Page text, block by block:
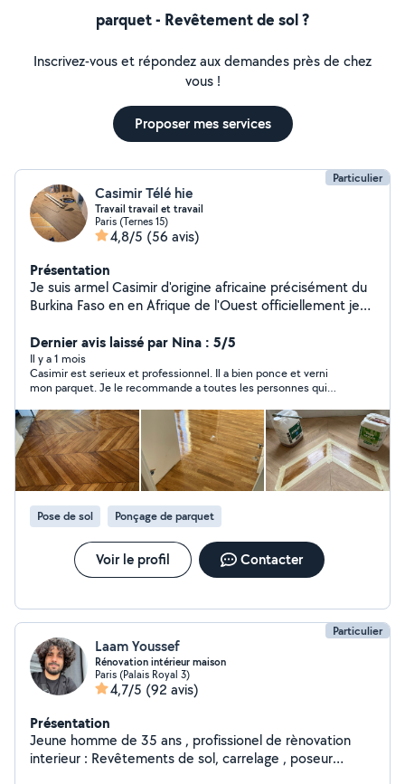
parquet - Revêtement de sol ?
Inscrivez-vous et répondez aux demandes près de chez
vous !
Proposer mes services
Particulier
Casimir Télé hie
Travail travail et travail
Paris (Ternes 15)
4,8/5 (56 avis)
Présentation
Je suis armel Casimir d'origine africaine précisément du
Burkina Faso en en Afrique de l'Ouest officiellement je
Samsig je pose les anciens parquet massif je ponce l'es
parquet j'ai déjà tous mes outils de travail n'hésitez à me
contacter
Dernier avis laissé par Nina : 5/5
Il y a 1 mois
Casimir est serieux et professionnel. Il a bien ponce et verni
mon parquet. Je le recommande a toutes les personnes qui
Pose de sol Ponçage de parquet
Voir le profil Contacter
Particulier
Laam Youssef
Rénovation intérieur maison
Paris (Palais Royal 3)
4,7/5 (92 avis)
Présentation
Jeune homme de 35 ans , profissionel de rènovation
interieur : Revêtements de sol, carrelage , poseur